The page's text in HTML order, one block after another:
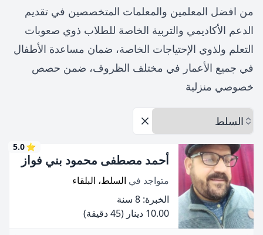
من افضل المعلمين والمعلمات المتخصصين في تقديم
الدعم الأكاديمي والتربية الخاصة للطلاب ذوي صعوبات
التعلم ولذوي الإحتياجات الخاصة، ضمان مساعدة الأطفال
في جميع الأعمار في مختلف الظروف، ضمن حصص
خصوصي منزلية
اختر المحافظة
إزالة الخيارات
⭐
5.0
أحمد مصطفى محمود بني فواز
متواجد في السلط، البلقاء
الخبرة: 8 سنة
10.00 دينار
(45 دقيقة)